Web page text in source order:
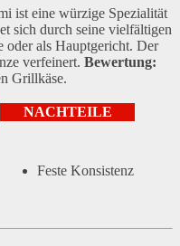
ist eine würzige Spezialität
sich durch seine vielfältigen
oder als Hauptgericht. Der
verfeinert. Bewertung:
Grillkäse.
NACHTEILE
Feste Konsistenz